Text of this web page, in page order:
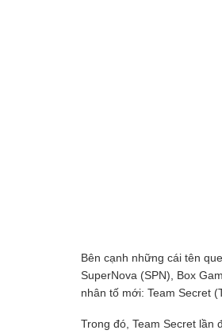
Bên cạnh những cái tên
SuperNova (SPN), Box
nhân tố mới: Team Secret
Trong đó, Team Secret lần